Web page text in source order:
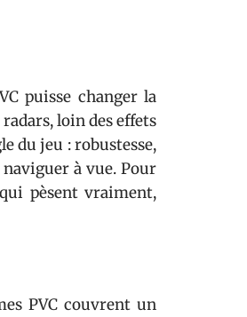
puisse changer la
loin des effets
du jeu : robustesse,
à vue. Pour
pèsent vraiment,
PVC couvrent un